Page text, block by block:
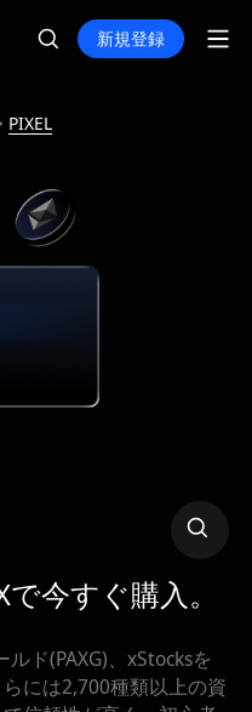
新規登録
PIXEL
今すぐ購入。
ルド(PAXG)、xStocksを
には2,700種類以上の資